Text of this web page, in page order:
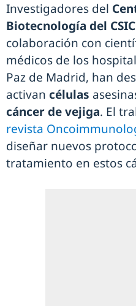
Investigadores del
Biotecnología del CSIC
colaboración con
médicos de los
Paz de Madrid, han
activan células
cáncer de vejiga. El
revista
diseñar nuevos
tratamiento en estos